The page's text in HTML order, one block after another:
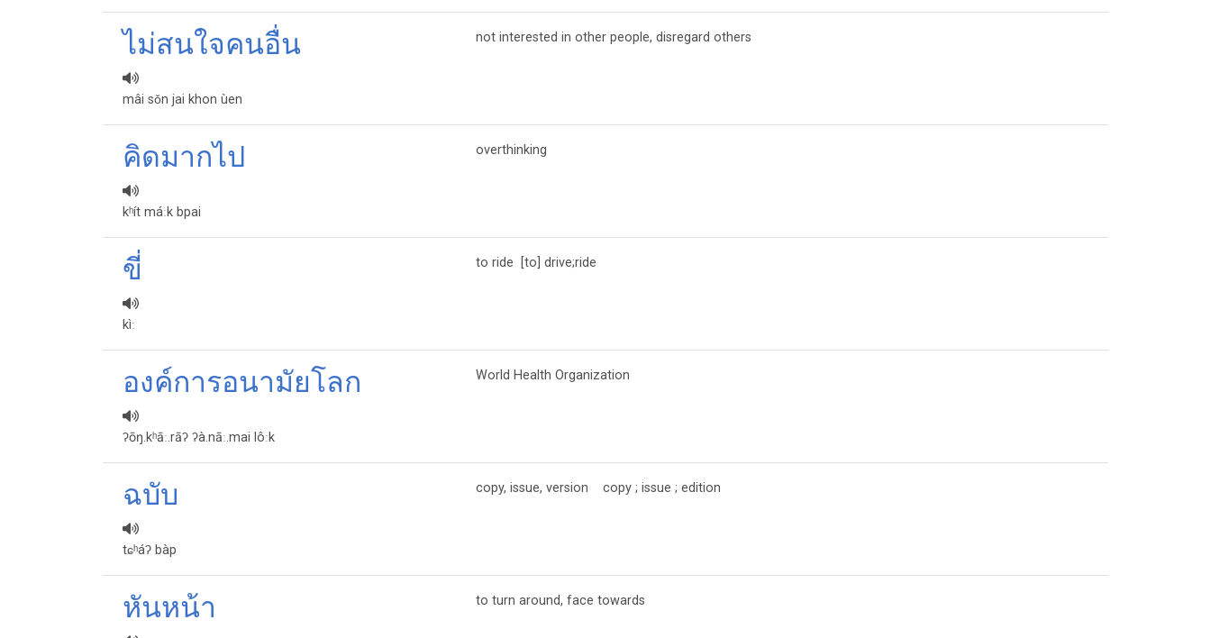
ไม่สนใจคนอื่น
mâi sǒn jai khon ùen
not interested in other people, disregard others
คิดมากไป
kʰít máːk bpai
overthinking
ขี่
kìː
to ride [to] drive;ride
องค์การอนามัยโลก
ʔōŋ.kʰāː.rāʔ ʔà.nāː.mai lôːk
World Health Organization
ฉบับ​
tɕʰáʔ bàp
copy, issue, version copy ; issue ; edition
หันหน้า to turn around, face towards